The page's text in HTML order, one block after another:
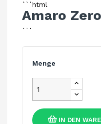
```html
Amaro
```
Menge
IN DEN